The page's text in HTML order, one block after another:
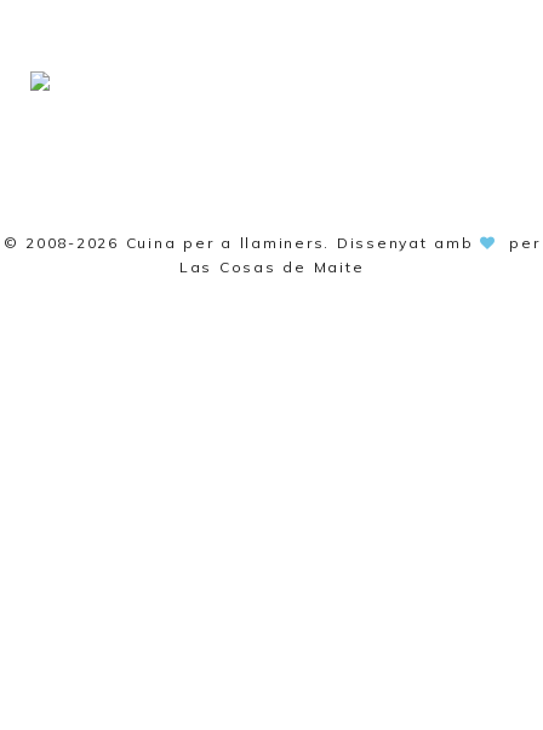
© 2008-2026 Cuina per a llaminers . Dissenyat amb
per
Las Cosas de Maite